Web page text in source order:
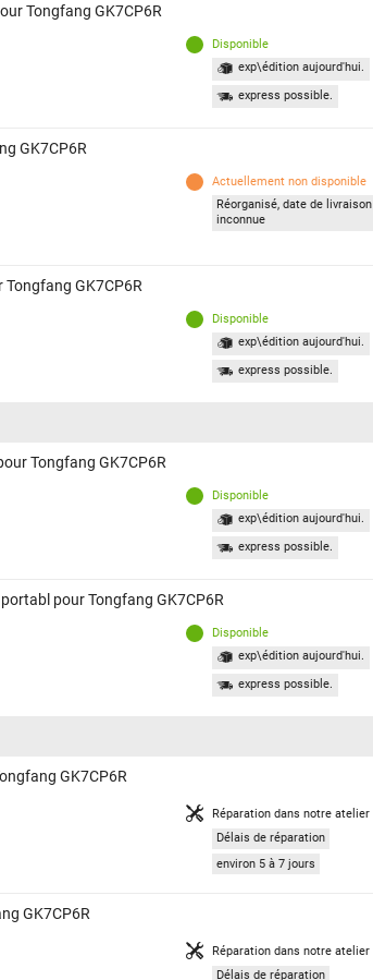
Tongfang GK7CP6R
Disponible
exp\édition aujourd'hui.
express possible.
GK7CP6R
Actuellement non disponible
Réorganisé, date de livraison
inconnue
GK7CP6R
Disponible
exp\édition aujourd'hui.
express possible.
Tongfang GK7CP6R
Disponible
exp\édition aujourd'hui.
express possible.
pour Tongfang GK7CP6R
Disponible
exp\édition aujourd'hui.
express possible.
GK7CP6R
Réparation dans notre atelier
Délais de réparation
environ 5 à 7 jours
GK7CP6R
Réparation dans notre atelier
Délais de réparation